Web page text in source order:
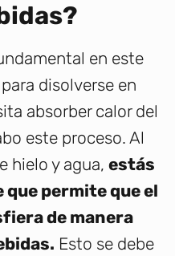
en este
disolverse en
absorber calor del
este proceso. Al
hielo y agua, estás
permite que el
de manera
Esto se debe